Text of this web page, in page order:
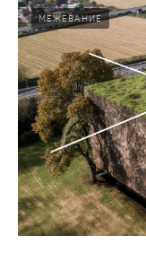
МЕЖЕВАНИЕ